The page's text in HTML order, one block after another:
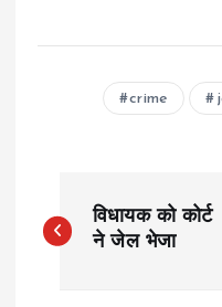
crime
o
विधायक को कोर्ट
ने जेल भेजा